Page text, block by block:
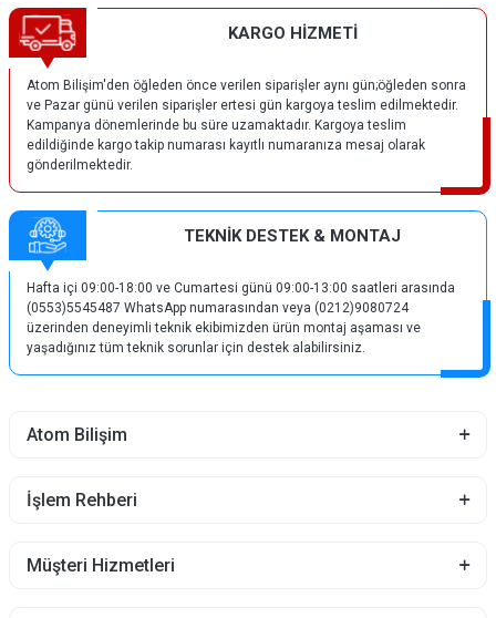
KARGO HİZMETİ
Atom Bilişim'den öğleden önce verilen siparişler aynı gün;öğleden sonra
ve Pazar günü verilen siparişler ertesi gün kargoya teslim edilmektedir.
Kampanya dönemlerinde bu süre uzamaktadır. Kargoya teslim
edildiğinde kargo takip numarası kayıtlı numaranıza mesaj olarak
gönderilmektedir.
TEKNİK DESTEK & MONTAJ
Hafta içi 09:00-18:00 ve Cumartesi günü 09:00-13:00 saatleri arasında
(0553)5545487 WhatsApp numarasından veya (0212)9080724
üzerinden deneyimli teknik ekibimizden ürün montaj aşaması ve
yaşadığınız tüm teknik sorunlar için destek alabilirsiniz.
Atom Bilişim
İşlem Rehberi
Müşteri Hizmetleri